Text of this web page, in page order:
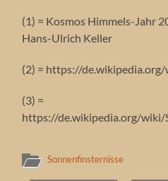
(1) = Kosmos Himmels-Jahr
Hans-Ulrich Keller
(2) = https://
(3) =
https://de.wikipedia.org/wiki/
Sonnenfinsternisse